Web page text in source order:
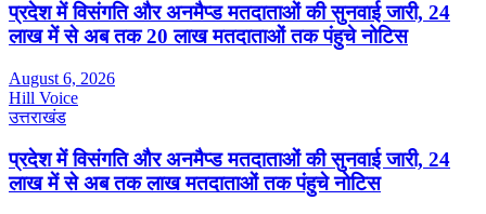
प्रदेश में विसंगति और अनमैप्ड मतदाताओं की सुनवाई जारी, 24
लाख में से अब तक 20 लाख मतदाताओं तक पंहुचे नोटिस
August 6, 2026
Hill Voice
उत्तराखंड
प्रदेश में विसंगति और अनमैप्ड मतदाताओं की सुनवाई जारी, 24
लाख में से अब तक लाख मतदाताओं तक पंहुचे नोटिस